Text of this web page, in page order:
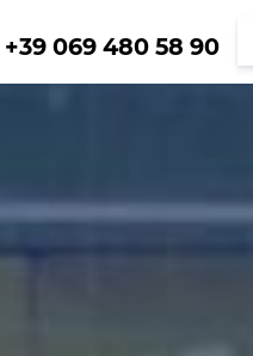
+39 069 480 58 90